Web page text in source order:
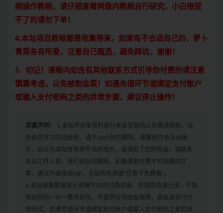
频操作教程，请仔细查看网盘内教程自行研究，小白接受
不了的请勿下单！
4.本站项目教程都是收集得来，如果有不合适自己的，萝卜
青菜各有所爱，注意自己甄选，避免踩坑，谢谢！
5. 切记！课程内如含有其他联系方式引导你付费的请注意
慎重考虑，以免被割韭菜！如遇充值环节或绑定支付账户
或输入支付密码之类的异常步骤，建议停止操作！
郑重声明：
1.本站所分享资料部分来自互联网公开渠道获取，仅
供会员学习交流使用，请于24小时内删除，尊重原作者及出版
方，如认为本站有使用不当的地方，或侵犯了您的权益，请联系
本站工作人员，我们会及时删除。如果遇到付费才可观看的文
章，建议升级本站VIP，全站所有资源“任意下免费看”。
2.本站收集整理各大网赚平台的付费资源，仅提供资源分享，不提
供任何的一对一教学指导，不提供任何收益保障，具体请自行分
辨测试，如遇充值环节或绑定支付账户或输入支付密码之类的异